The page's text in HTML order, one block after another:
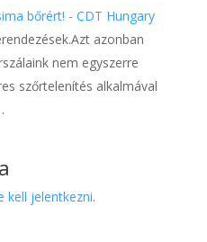
bőrért! - CDT Hungary
azonban
nem egyszerre
szőrtelenítés alkalmával
kell jelentkezni.